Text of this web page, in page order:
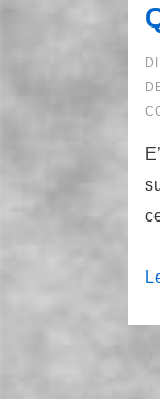
DI